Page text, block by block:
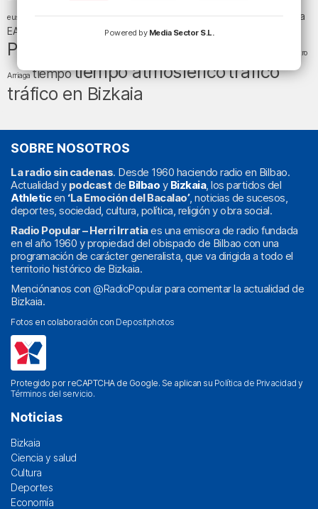
euskera fiestas fútbol Gobierno vasco juanma jubera LaLiga LaLiga
EA Sports
música noticias Osakidetza
Política Teatro
Arriaga tiempotiempo atmosféricotráfico
tráfico en Bizkaia
SOBRE NOSOTROS
La radio sin cadenas. Desde 1960 haciendo radio en Bilbao.
Actualidad y podcast de Bilbao y Bizkaia, los partidos del
Athleticen ‘La Emoción del Bacalao’, noticias de sucesos,
deportes, sociedad, cultura, política, religión y obra social.
Radio Popular – Herri Irratiaes una emisora de radio fundada
en el año 1960 y propiedad del obispado de Bilbao con una
programación de carácter generalista, que va dirigida a todo el
territorio histórico de Bizkaia.
Menciónanos con @RadioPopularpara comentar la actualidad de
Bizkaia.
Fotos en colaboración con Depositphotos
Protegido por reCAPTCHA de Google. Se aplican su Política de Privacidad y
Términos del servicio.
Noticias
Bizkaia
Ciencia y salud
Cultura
Deportes
Economía
Powered by Media Sector S.L.